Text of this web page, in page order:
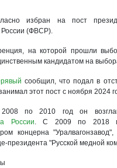
избран на пост
России (ФВСР).
на которой прошли
кандидатом на
сообщил, что подал в
этот пост с ноября 2024
по 2010 год он
России. С 2009 по 2018
концерна
президента "Русской медной